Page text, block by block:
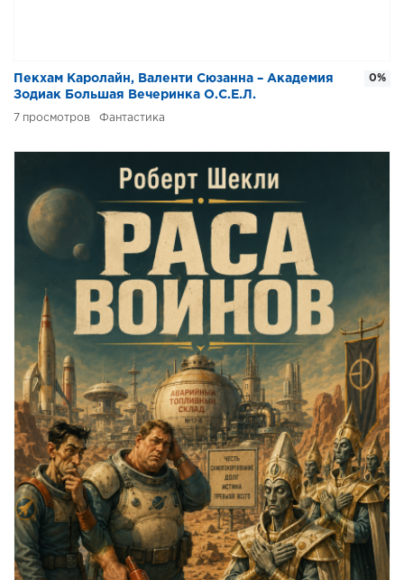
Пекхам Каролайн, Валенти Сюзанна – Академия
Зодиак Большая Вечеринка О.С.Е.Л.
7 Фантастика
0%